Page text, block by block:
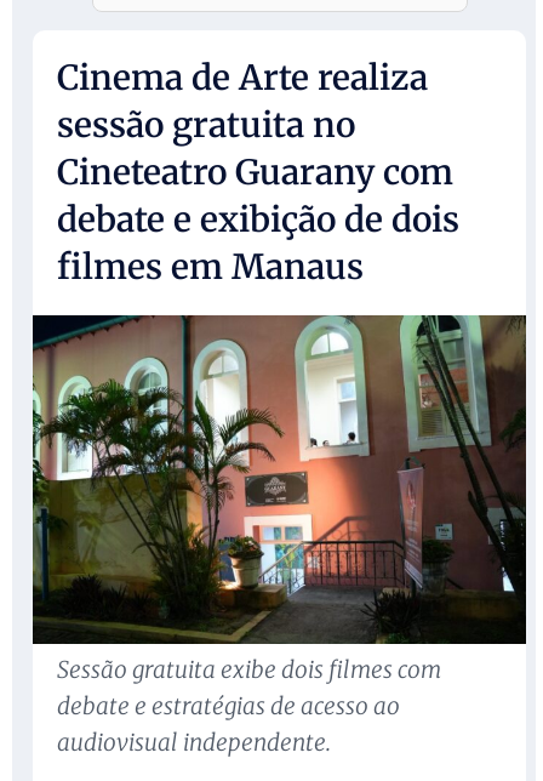
Cinema de Arte realiza
sessão gratuita no
Cineteatro Guarany com
debate e exibição de dois
filmes em Manaus
Sessão gratuita exibe dois filmes com
debate e estratégias de acesso ao
audiovisual independente.